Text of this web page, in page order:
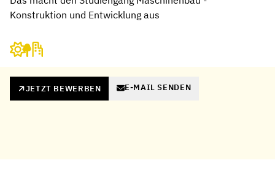
Konstruktion und Entwicklung aus
JETZT BEWERBEN E-MAIL SENDEN